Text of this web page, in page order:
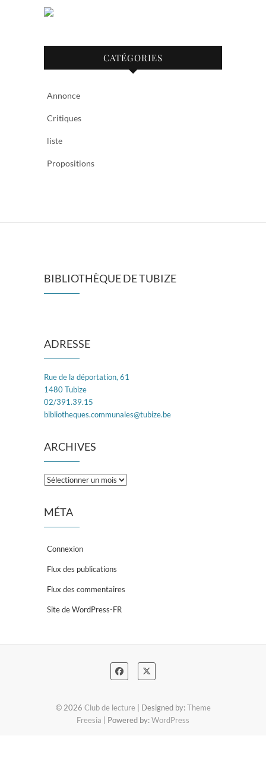
CATÉGORIES
Annonce
Critiques
liste
Propositions
BIBLIOTHÈQUE DE TUBIZE
ADRESSE
Rue de la déportation, 61
1480 Tubize
02/391.39.15
bibliotheques.communales@tubize.be
ARCHIVES
Archives
MÉTA
Connexion
Flux des publications
Flux des commentaires
Site de WordPress-FR
© 2026 Club de lecture | Designed by:Theme
Freesia | Powered by:WordPress